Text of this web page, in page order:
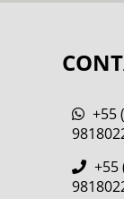
+55
+55